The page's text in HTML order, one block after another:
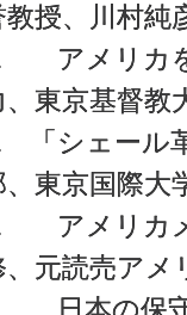
教授、川村純
アメリカを
、東京基督教
「シェール
、東京国際大
アメリカメ
、元読売アメ